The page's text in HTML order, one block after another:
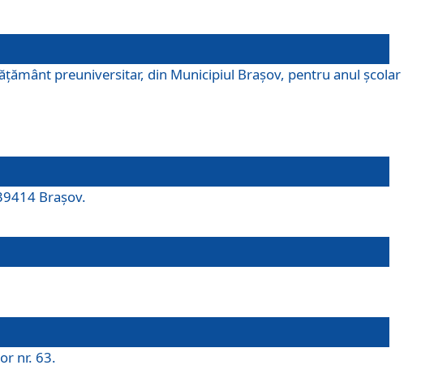
preuniversitar, din Municipiul Braşov, pentru anul școlar
Brașov.
nr. 63.